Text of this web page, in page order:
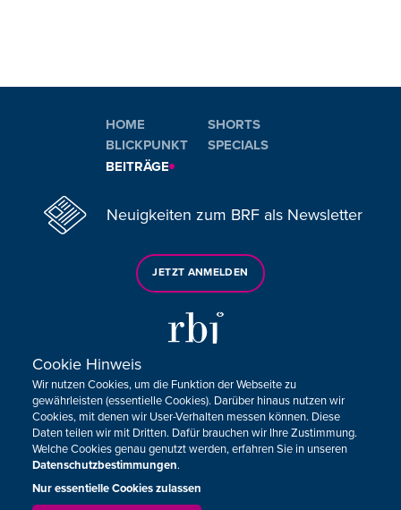
HOME
BLICKPUNKT
BEITRÄGE
SHORTS
SPECIALS
Neuigkeiten zum BRF als Newsletter
JETZT ANMELDEN
Sie haben noch Fragen oder Anmerkungen?
KONTAKTIEREN SIE UNS!
Impressum Datenschutz
Cookie-Zustimmung anpassen
Cookie Hinweis
Wir nutzen Cookies, um die Funktion der Webseite zu
gewährleisten (essentielle Cookies). Darüber hinaus nutzen wir
Cookies, mit denen wir User-Verhalten messen können. Diese
Daten teilen wir mit Dritten. Dafür brauchen wir Ihre Zustimmung.
Welche Cookies genau genutzt werden, erfahren Sie in unseren
Datenschutzbestimmungen.
Nur essentielle Cookies zulassen